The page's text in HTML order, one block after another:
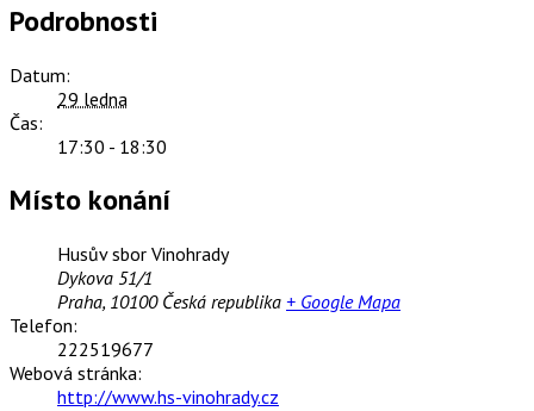
Podrobnosti
Datum:
29 ledna
Čas:
17:30 - 18:30
Místo konání
Husův sbor Vinohrady
Dykova 51/1
Praha, 10100 Česká republika + Google Mapa
Telefon:
222519677
Webová stránka:
http://www.hs-vinohrady.cz